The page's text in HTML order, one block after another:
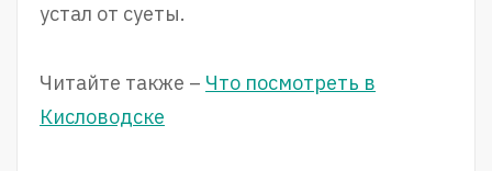
устал от суеты.
Читайте также – Что посмотреть в
Кисловодске